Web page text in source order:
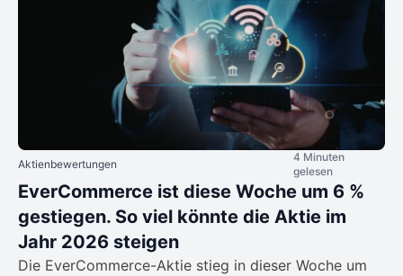
Aktienbewertungen
4 Minuten
gelesen
EverCommerce ist diese Woche um 6 %
gestiegen. So viel könnte die Aktie im
Jahr 2026 steigen
Die EverCommerce-Aktie stieg in dieser Woche um